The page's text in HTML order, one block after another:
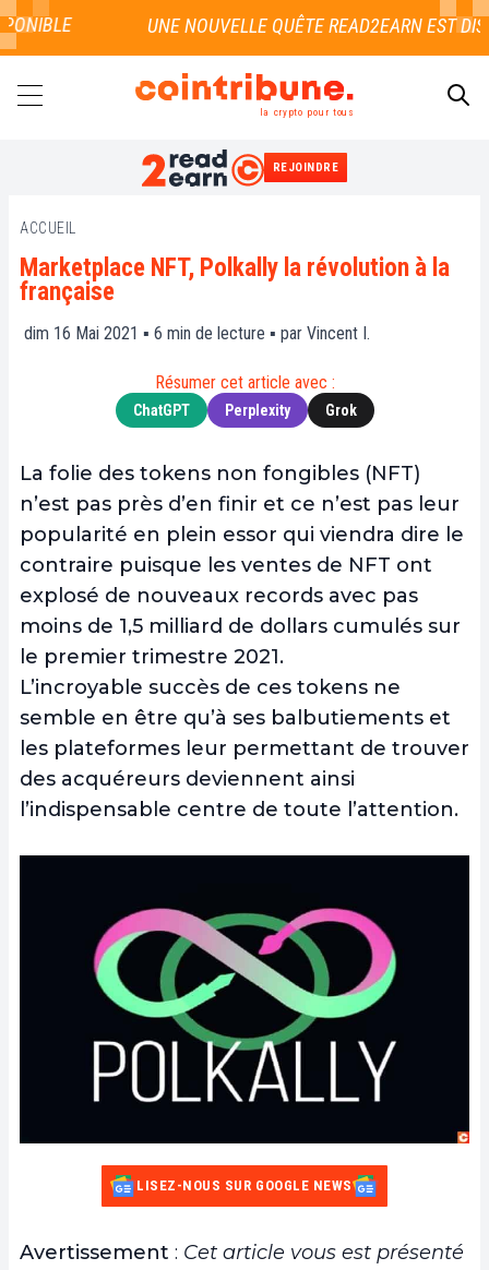
la crypto pour tous
REJOINDRE
ACCUEIL
Marketplace NFT, Polkally la révolution à la
française
dim 16 Mai 2021 ▪ 6 min de lecture ▪ par Vincent I.
Résumer cet article avec :
ChatGPT Perplexity Grok
La folie des tokens non fongibles (NFT)
n’est pas près d’en finir et ce n’est pas leur
popularité en plein essor qui viendra dire le
contraire puisque les ventes de NFT ont
explosé de nouveaux records avec pas
moins de 1,5 milliard de dollars cumulés sur
le premier trimestre 2021.
L’incroyable succès de ces tokens ne
semble en être qu’à ses balbutiements et
les plateformes leur permettant de trouver
des acquéreurs deviennent ainsi
l’indispensable centre de toute l’attention.
LISEZ-NOUS SUR GOOGLE NEWS
Avertissement : Cet article vous est présenté